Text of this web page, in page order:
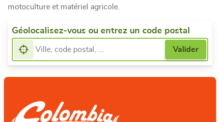
motoculture et matériel agricole.
Géolocalisez-vous ou entrez un code postal